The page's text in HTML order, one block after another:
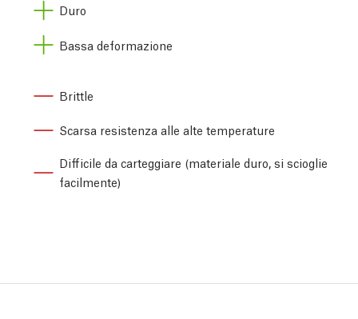
Duro
Bassa deformazione
Brittle
Scarsa resistenza alle alte temperature
Difficile da carteggiare (materiale duro, si scioglie
facilmente)